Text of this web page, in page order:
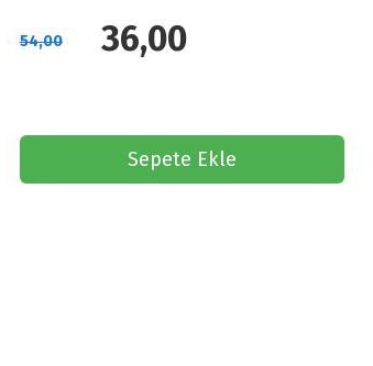
54,00 36,00
Sepete Ekle